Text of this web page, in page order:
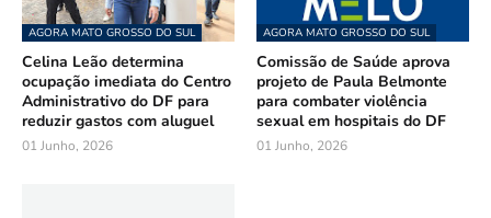
AGORA MATO GROSSO DO SUL
Celina Leão determina
ocupação imediata do Centro
Administrativo do DF para
reduzir gastos com aluguel
01 Junho, 2026
AGORA MATO GROSSO DO SUL
Comissão de Saúde aprova
projeto de Paula Belmonte
para combater violência
sexual em hospitais do DF
01 Junho, 2026